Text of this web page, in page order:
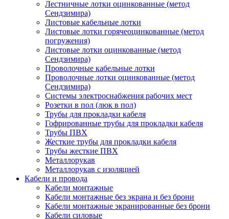
Лестничные лотки оцинкованные (метод
Сендзимира)
Листовые кабельные лотки
Листовые лотки горячеоцинкованные (метод
погружения)
Листовые лотки оцинкованные (метод
Сендзимира)
Проволочные кабельные лотки
Проволочные лотки оцинкованные (метод
Сендзимира)
Системы электроснабжения рабочих мест
Розетки в пол (люк в пол)
Трубы для прокладки кабеля
Гофрированные трубы для прокладки кабеля
Трубы ПВХ
Жесткие трубы для прокладки кабеля
Трубы жесткие ПВХ
Металлорукав
Металлорукав с изоляцией
Кабели и провода
Кабели монтажные
Кабели монтажные без экрана и без брони
Кабели монтажные экранированные без брони
Кабели силовые